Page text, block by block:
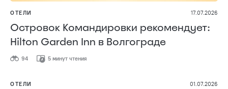
ОТЕЛИ 17.07.2026
Островок Командировки рекомендует:
Hilton Garden Inn в Волгограде
94 5 минут чтения
ОТЕЛИ 01.07.2026